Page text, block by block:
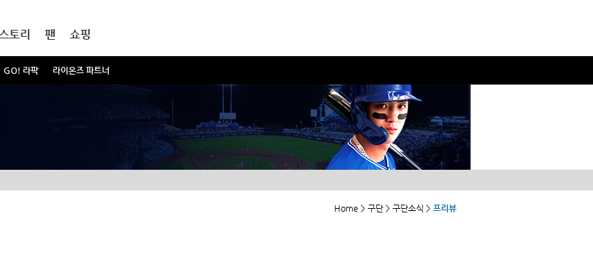
GO! 라팍 라이온즈 파트너
토리 팬 쇼핑
Home > 구단 > 구단소식 > 프리뷰